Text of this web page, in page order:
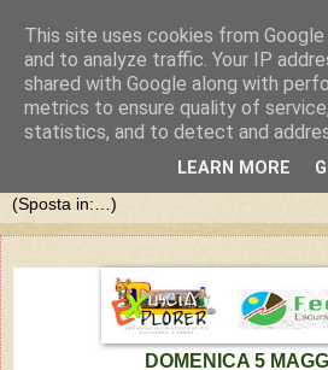
DOMENICA 5
This site uses cookies from
and to analyze traffic. Your IP
shared with Google along with
metrics to ensure quality of
statistics, and to detect and
LEARN MORE